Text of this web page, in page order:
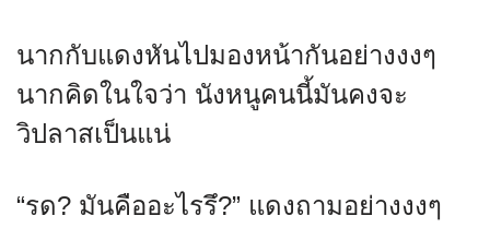
นากกับแดงหันไปมองหน้ากันอย่างงงๆ
นากคิดในใจว่า นังหนูคนนี้มันคงจะ
วิปลาสเป็นแน่
“รด? มันคืออะไรรึ?” แดงถามอย่างงงๆ